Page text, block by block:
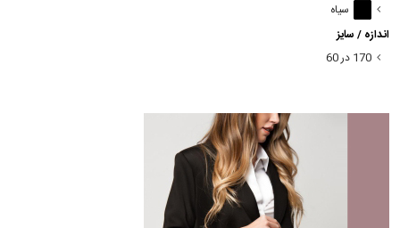
سیاه
اندازه / سایز
170 در 60